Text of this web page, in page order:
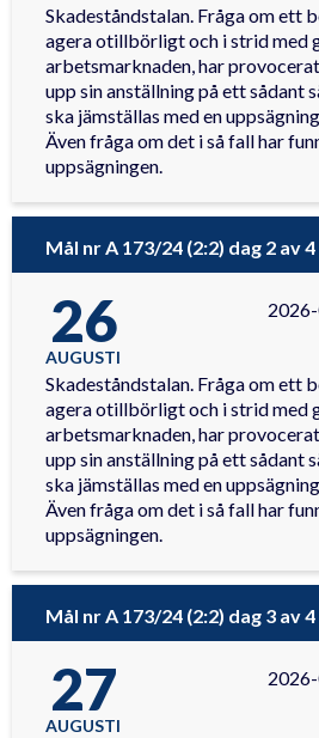
Skadeståndstalan. Fråga om ett
agera otillbörligt och i strid med
arbetsmarknaden, har
upp sin anställning på ett sådant
ska jämställas med en
Även fråga om det i så fall har
uppsägningen.
Mål nr A 173/24 (2:2) dag 2 av 4
26
AUGUSTI
Skadeståndstalan. Fråga om ett
agera otillbörligt och i strid med
arbetsmarknaden, har
upp sin anställning på ett sådant
ska jämställas med en
Även fråga om det i så fall har
uppsägningen.
Mål nr A 173/24 (2:2) dag 3 av 4
27
AUGUSTI